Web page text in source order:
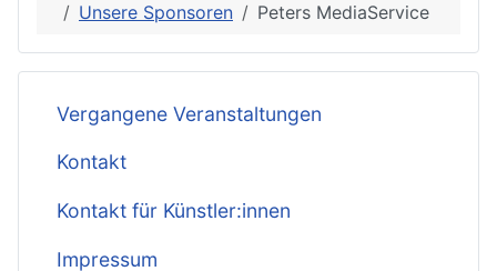
Unsere Sponsoren
Peters MediaService
Vergangene Veranstaltungen
Kontakt
Kontakt für Künstler:innen
Impressum